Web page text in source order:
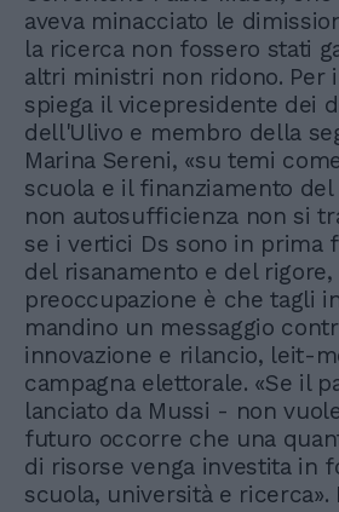
aveva minacciato le
la ricerca non fossero stati
altri ministri non ridono. Per
spiega il vicepresidente dei
dell'Ulivo e membro della
Marina Sereni, «su temi
scuola e il finanziamento
non autosufficienza non si
se i vertici Ds sono in prima
del risanamento e del rigore,
preoccupazione è che tagli
mandino un messaggio
innovazione e rilancio, leit-
campagna elettorale. «Se il
lanciato da Mussi - non
futuro occorre che una
di risorse venga investita in
scuola, università e ricerca».